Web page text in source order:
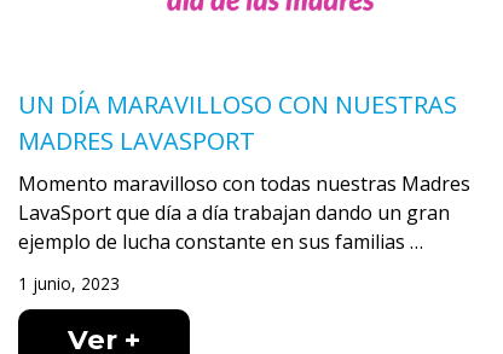
UN DÍA MARAVILLOSO CON NUESTRAS
MADRES LAVASPORT
Momento maravilloso con todas nuestras Madres
LavaSport que día a día trabajan dando un gran
ejemplo de lucha constante en sus familias …
1 junio, 2023
Ver +